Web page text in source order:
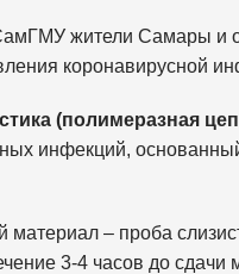
жители Самары и
коронавирусной
(полимеразная
инфекций,
– проба
3-4 часов до сдачи